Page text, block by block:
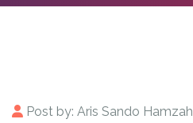
Post by: Aris Sando Hamzah